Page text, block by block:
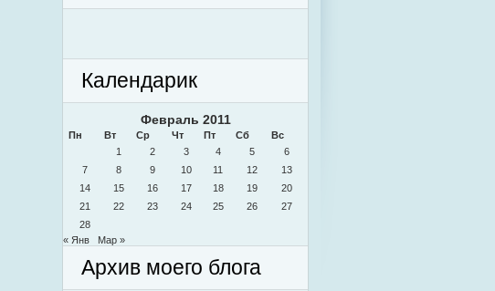
Календарик
Февраль 2011
Пн Вт Ср Чт Пт Сб
Вс
1
2 3 4 5
6
7
8 9 10 11 12
13
14
15 16 17 18 19
20
21
22 23 24 25 26
27
28
« Янв
Мар »
Архив моего блога